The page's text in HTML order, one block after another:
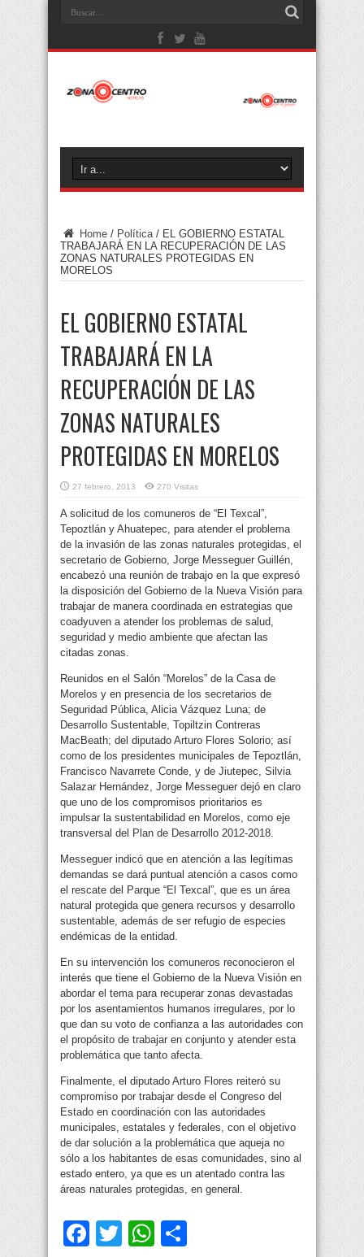
Home / Política / EL GOBIERNO ESTATAL
TRABAJARÁ EN LA RECUPERACIÓN DE LAS
ZONAS NATURALES PROTEGIDAS EN
MORELOS
EL GOBIERNO ESTATAL
TRABAJARÁ EN LA
RECUPERACIÓN DE LAS
ZONAS NATURALES
PROTEGIDAS EN MORELOS
27 febrero, 2013 270 Visitas
A solicitud de los comuneros de “El Texcal”,
Tepoztlán y Ahuatepec, para atender el problema
de la invasión de las zonas naturales protegidas, el
secretario de Gobierno, Jorge Messeguer Guillén,
encabezó una reunión de trabajo en la que expresó
la disposición del Gobierno de la Nueva Visión para
trabajar de manera coordinada en estrategias que
coadyuven a atender los problemas de salud,
seguridad y medio ambiente que afectan las
citadas zonas.
Reunidos en el Salón “Morelos” de la Casa de
Morelos y en presencia de los secretarios de
Seguridad Pública, Alicia Vázquez Luna; de
Desarrollo Sustentable, Topiltzin Contreras
MacBeath; del diputado Arturo Flores Solorio; así
como de los presidentes municipales de Tepoztlán,
Francisco Navarrete Conde, y de Jiutepec, Silvia
Salazar Hernández, Jorge Messeguer dejó en claro
que uno de los compromisos prioritarios es
impulsar la sustentabilidad en Morelos, como eje
transversal del Plan de Desarrollo 2012-2018.
Messeguer indicó que en atención a las legítimas
demandas se dará puntual atención a casos como
el rescate del Parque “El Texcal”, que es un área
natural protegida que genera recursos y desarrollo
sustentable, además de ser refugio de especies
endémicas de la entidad.
En su intervención los comuneros reconocieron el
interés que tiene el Gobierno de la Nueva Visión en
abordar el tema para recuperar zonas devastadas
por los asentamientos humanos irregulares, por lo
que dan su voto de confianza a las autoridades con
el propósito de trabajar en conjunto y atender esta
problemática que tanto afecta.
Finalmente, el diputado Arturo Flores reiteró su
compromiso por trabajar desde el Congreso del
Estado en coordinación con las autoridades
municipales, estatales y federales, con el objetivo
de dar solución a la problemática que aqueja no
sólo a los habitantes de esas comunidades, sino al
estado entero, ya que es un atentado contra las
áreas naturales protegidas, en general.
Facebook
TwitterWhatsApp